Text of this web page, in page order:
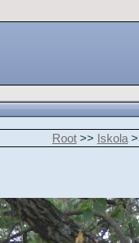
Root >> Iskola